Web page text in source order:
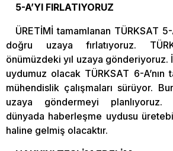
5-A’YI FIRLATIYORUZ
ÜRETİMİ tamamlanan TÜRKSAT 5-
doğru uzaya fırlatıyoruz.
önümüzdeki yıl uzaya
uydumuz olacak TÜRKSAT 6-A’nın
mühendislik çalışmaları sürüyor.
uzaya göndermeyi planlıyoruz.
dünyada haberleşme uydusu
haline gelmiş olacaktır.